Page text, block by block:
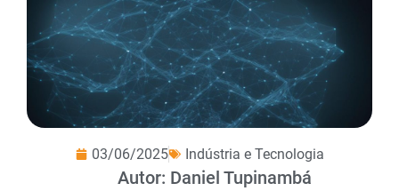
03/06/2025 Indústria e Tecnologia
Autor: Daniel Tupinambá